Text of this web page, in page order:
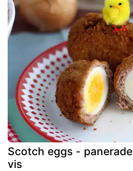
Scotch eggs -
vis